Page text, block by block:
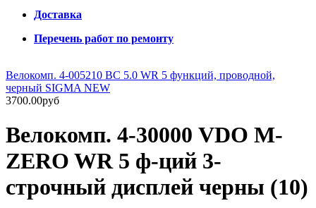
Доставка
Перечень работ по ремонту
Велокомп. 4-005210 BC 5.0 WR 5 функций, проводной,
черный SIGMA NEW
3700.00руб
Велокомп. 4-30000 VDO M-
ZERO WR 5 ф-ций 3-
строчный дисплей черны (10)